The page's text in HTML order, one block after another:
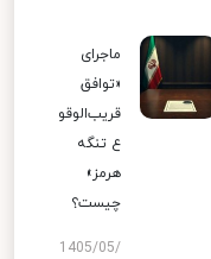
ماجرای
«توافق
قریب‌الوقو
ع تنگه
هرمز»
چیست؟
1405/05/